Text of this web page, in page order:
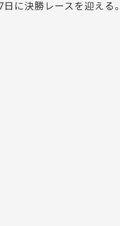
に決勝レースを迎える。